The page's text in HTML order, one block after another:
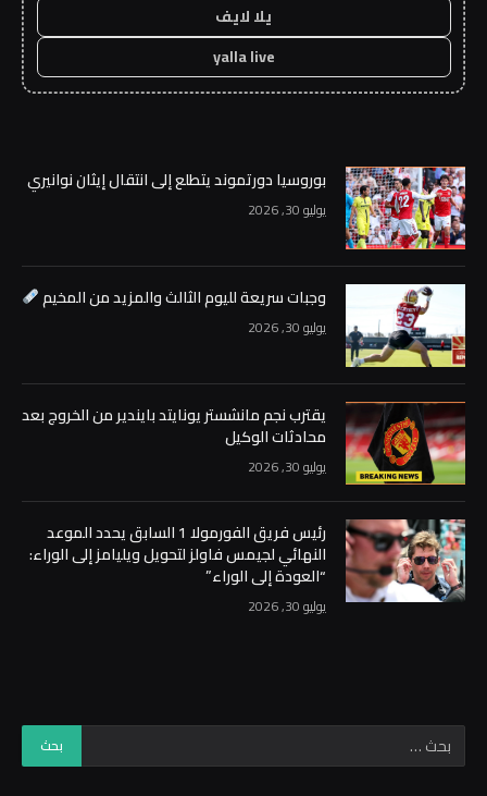
يلا لايف
yalla live
بوروسيا دورتموند يتطلع إلى انتقال إيثان نوانيري
يوليو 30, 2026
وجبات سريعة لليوم الثالث والمزيد من المخيم
يوليو 30, 2026
يقترب نجم مانشستر يونايتد بايندير من الخروج بعد
محادثات الوكيل
يوليو 30, 2026
رئيس فريق الفورمولا 1 السابق يحدد الموعد
النهائي لجيمس فاولز لتحويل ويليامز إلى الوراء:
“العودة إلى الوراء”
يوليو 30, 2026